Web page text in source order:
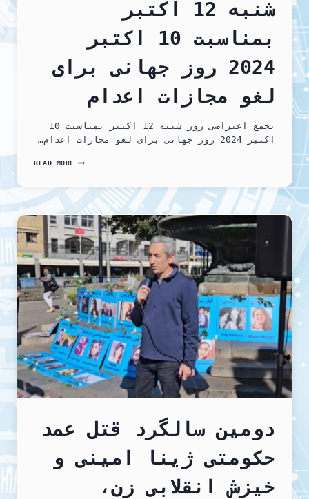
شنبه 12 اکتبر
بمناسبت 10 اکتبر
2024 روز جهانی برای
لغو مجازات اعدام
تجمع اعتراضی روز شنبه 12 اکتبر بمناسبت 10
اکتبر 2024 روز جهانی برای لغو مجازات اعدام…
READ MOREتجمع
شنبه
12
اکتبر
بمناسبت
10
اکتبر
2024
روز
جهانی
برای
لغو
مجازات
اعدام
دومین سالگرد قتل عمد
حکومتی ژینا امینی و
خیزش انقلابی زن،